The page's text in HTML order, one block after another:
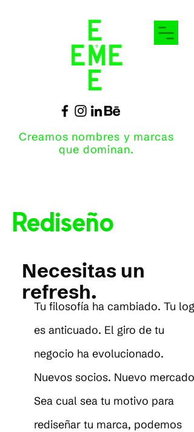
Creamos nombres y marcas
que dominan.
Rediseño
Necesitas un
refresh.
Tu filosofía ha cambiado. Tu logo
es anticuado. El giro de tu
negocio ha evolucionado.
Nuevos socios. Nuevo mercado.
Sea cual sea tu motivo para
rediseñar tu marca, podemos